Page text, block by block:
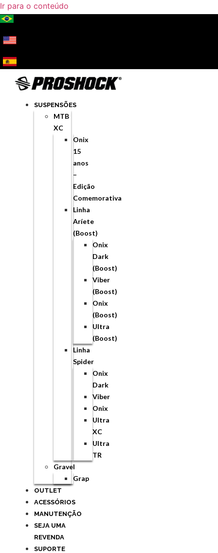
Ir para o conteúdo
SUSPENSÕES
MTB
XC
Onix
15
anos
–
Edição
Comemorativa
Linha
Aríete
(Boost)
Onix
Dark
(Boost)
Viber
(Boost)
Onix
(Boost)
Ultra
(Boost)
Linha
Spider
Onix
Dark
Viber
Onix
Ultra
XC
Ultra
TR
Gravel
Grap
OUTLET
ACESSÓRIOS
MANUTENÇÃO
SEJA UMA
REVENDA
SUPORTE